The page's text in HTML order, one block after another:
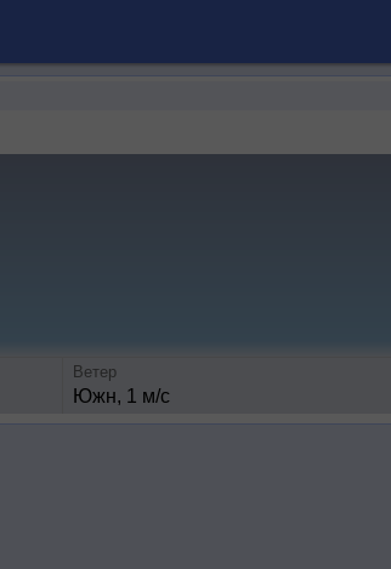
Ветер
Южн, 1 м/с